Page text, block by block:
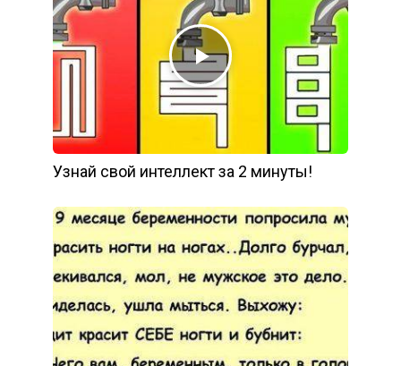
Узнай свой интеллект за 2 минуты!